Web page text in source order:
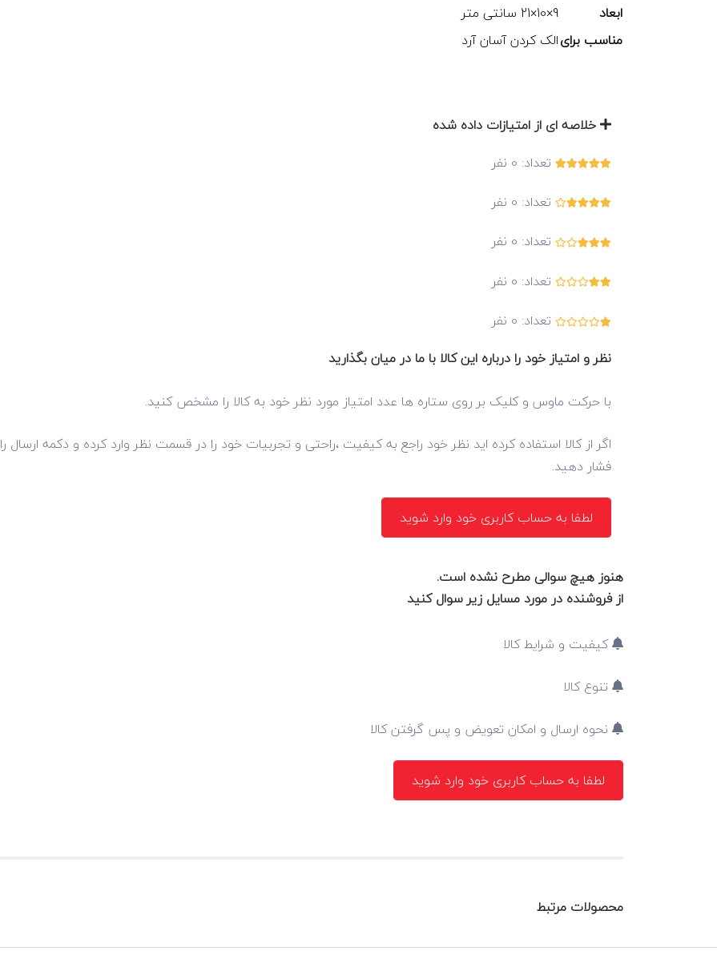
ابعاد
9×10×21 سانتی متر
مناسب برایالک کردن آسان آرد
خلاصه ای از امتیازات داده شده
تعداد: 0 نفر
تعداد: 0 نفر
تعداد: 0 نفر
تعداد: 0 نفر
تعداد: 0 نفر
نظر و امتیاز خود را درباره این کالا با ما در میان بگذارید
با حرکت ماوس و کلیک بر روی ستاره ها عدد امتیاز مورد نظر خود به کالا را مشخص کنید.
اگر از کالا استفاده کرده اید نظر خود راجع به کیفیت ،راحتی و تجربیات خود را در قسمت نظر وارد کرده و دکمه ارسال را
فشار دهید.
لطفا به حساب کاربری خود وارد شوید
هنوز هیچ سوالی مطرح نشده است.
از فروشنده در مورد مسایل زیر سوال کنید
کیفیت و شرایط کالا
تنوع کالا
نحوه ارسال و امکان تعویض و پس گرفتن کالا
لطفا به حساب کاربری خود وارد شوید
محصولات مرتبط